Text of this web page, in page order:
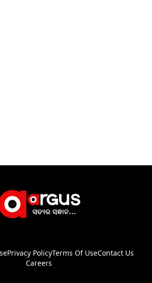
Privacy PolicyTerms Of UseContact Us
Careers